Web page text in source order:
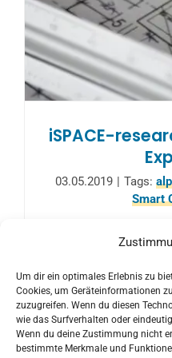
Um dir ein optimales Erlebnis zu
Cookies, um Geräteinformationen
zuzugreifen. Wenn du diesen
wie das Surfverhalten oder
Wenn du deine Zustimmung nicht
bestimmte Merkmale und
iSPACE-
03.05.2019 | Tags:
Smart
At the "Talk for
Alpines Bauen" will